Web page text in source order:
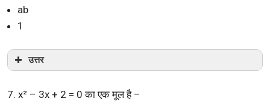
ab
1
उत्तर
7. x² – 3x + 2 = 0 का एक मूल है –